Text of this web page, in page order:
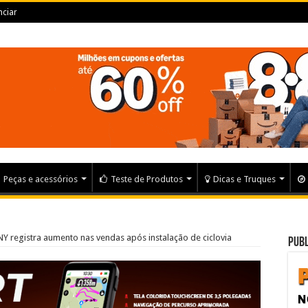
Peças e acessórios Teste de Produtos Dicas e Truques
registra aumento nas vendas após instalação de ciclovia